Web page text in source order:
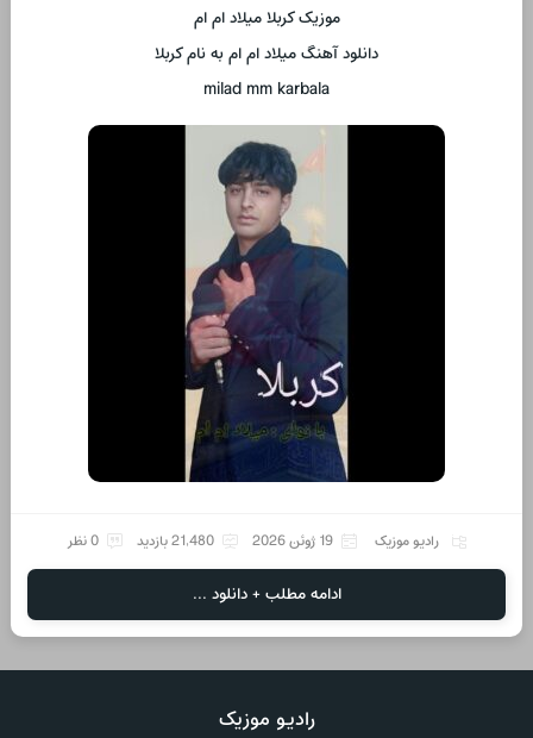
موزیک کربلا میلاد ام ام
دانلود آهنگ میلاد ام ام به نام کربلا
milad mm karbala
رادیو موزیک 19 ژوئن 2026 21,480 بازدید 0 نظر
ادامه مطلب + دانلود ...
رادیو موزیک